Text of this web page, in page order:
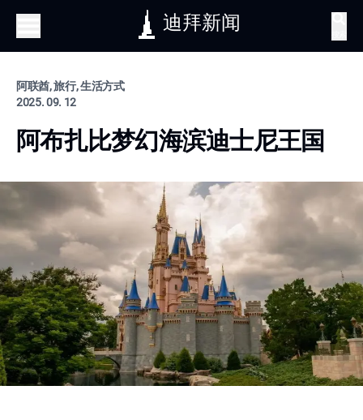
迪拜新闻
阿联酋, 旅行, 生活方式
2025. 09. 12
阿布扎比梦幻海滨迪士尼王国